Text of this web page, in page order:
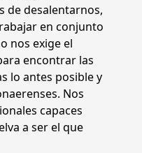
de desalentarnos,
en conjunto
nos exige el
encontrar las
lo antes posible y
Nos
capaces
a ser el que